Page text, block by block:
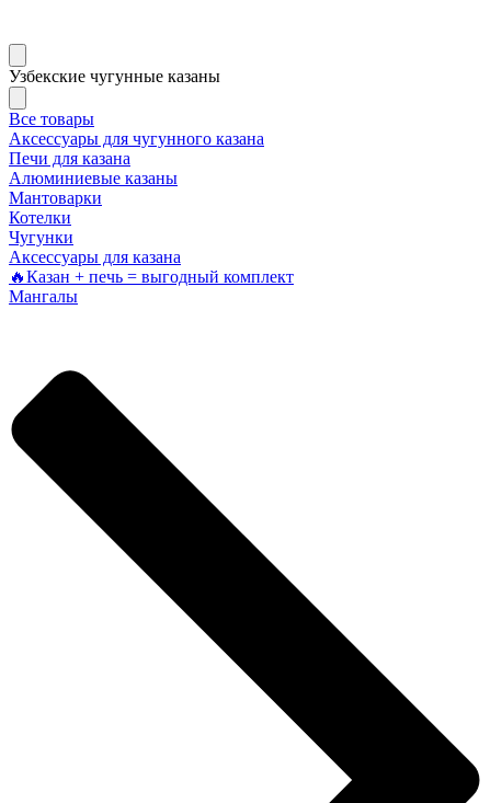
Узбекские чугунные казаны
Все товары
Аксессуары для чугунного казана
Печи для казана
Алюминиевые казаны
Мантоварки
Котелки
Чугунки
Аксессуары для казана
🔥Казан + печь = выгодный комплект
Мангалы